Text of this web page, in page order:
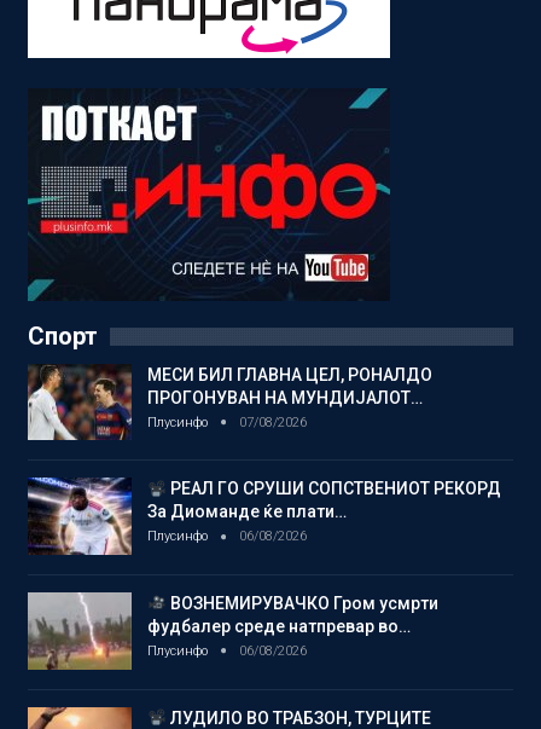
Спорт
МЕСИ БИЛ ГЛАВНА ЦЕЛ, РОНАЛДО
ПРОГОНУВАН НА МУНДИЈАЛОТ…
Плусинфо 07/08/2026
РЕАЛ ГО СРУШИ СОПСТВЕНИОТ РЕКОРД
За Диоманде ќе плати…
Плусинфо 06/08/2026
ВОЗНЕМИРУВАЧКО Гром усмрти
фудбалер среде натпревар во…
Плусинфо 06/08/2026
ЛУДИЛО ВО ТРАБЗОН, ТУРЦИТЕ